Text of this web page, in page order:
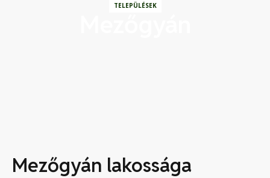
TELEPÜLÉSEK
Mezőgyán lakossága